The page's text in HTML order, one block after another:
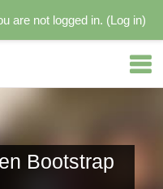
are not logged in. (Log in)
Bootstrap